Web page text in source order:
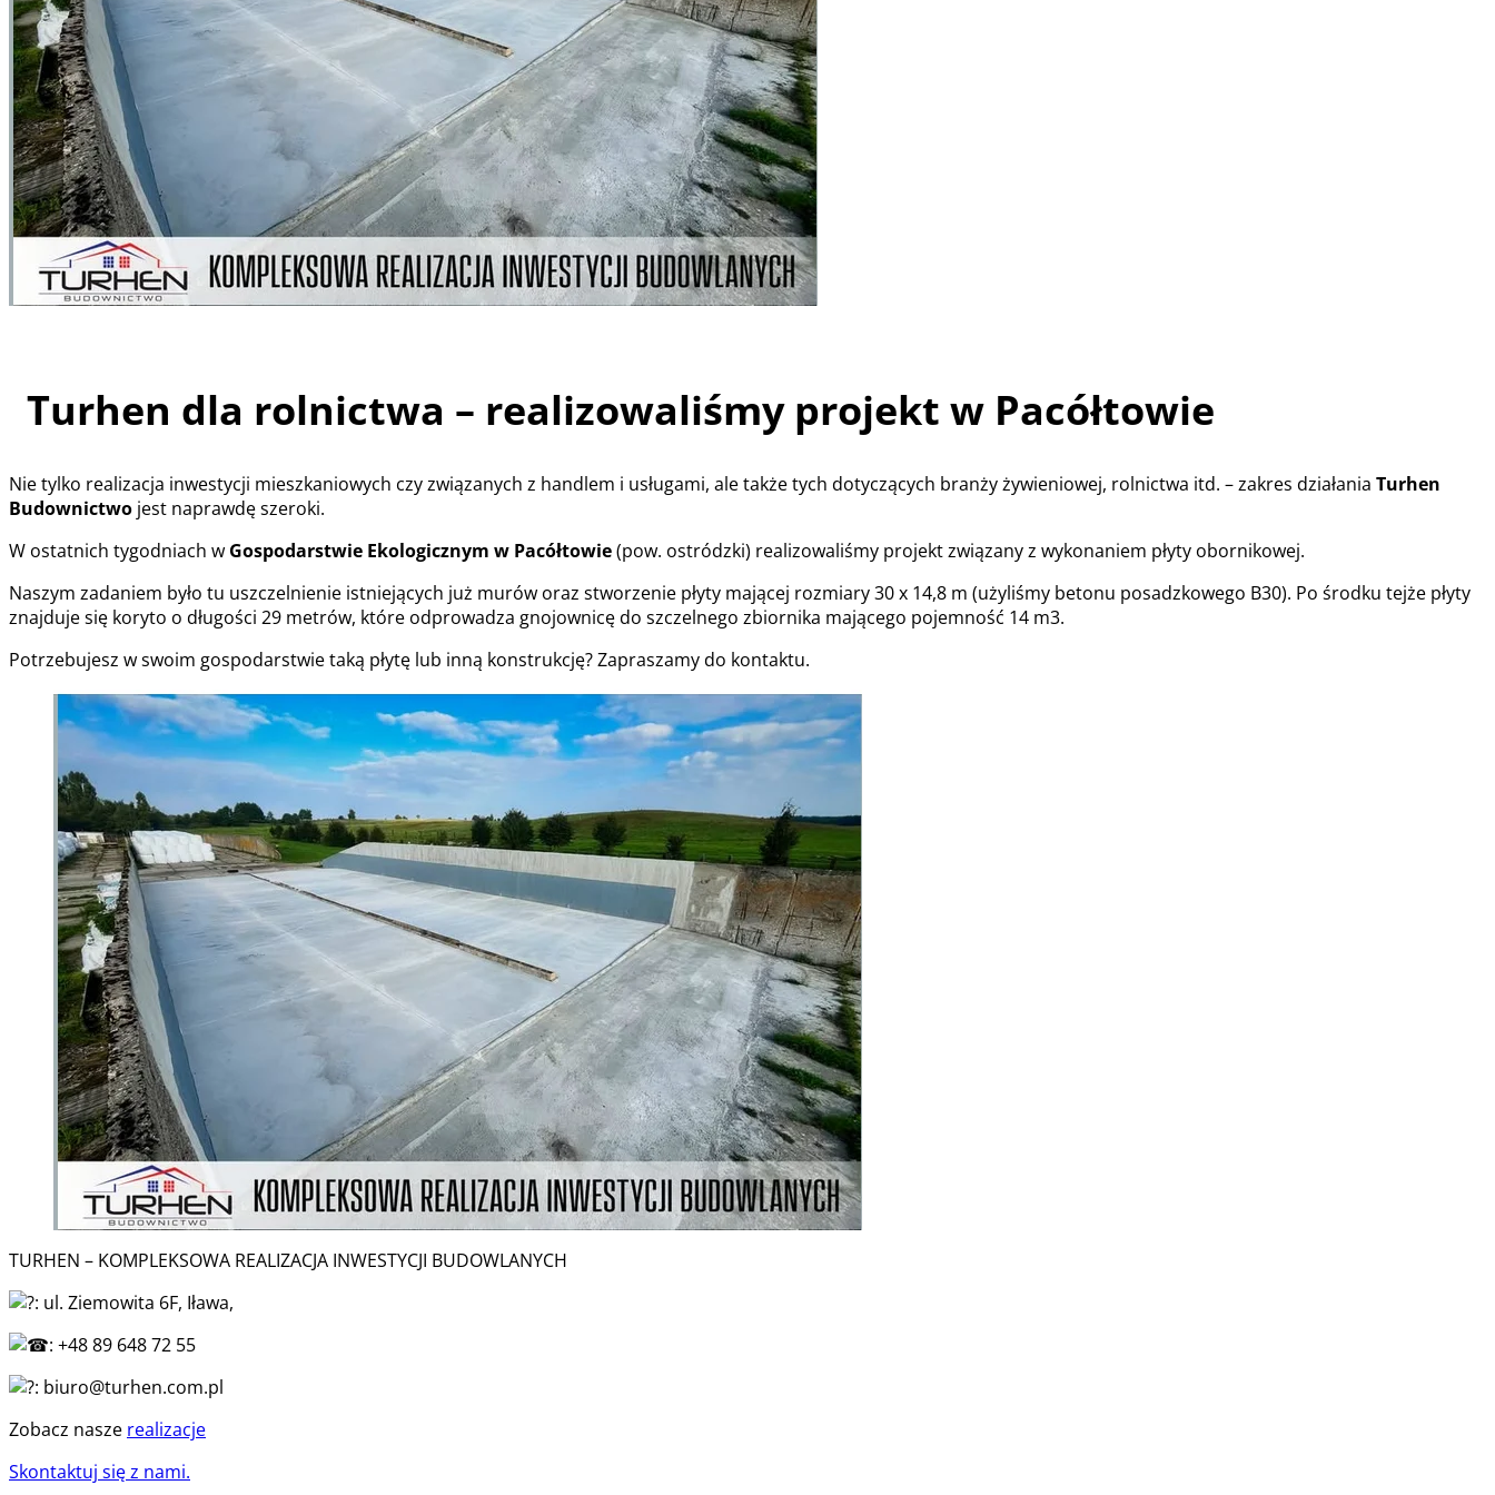
Turhen dla rolnictwa – realizowaliśmy projekt w Pacółtowie
Nie tylko realizacja inwestycji mieszkaniowych czy związanych z handlem i usługami, ale także tych dotyczących branży żywieniowej, rolnictwa itd. – zakres działania Turhen
Budownictwo jest naprawdę szeroki.
W ostatnich tygodniach w Gospodarstwie Ekologicznym w Pacółtowie(pow. ostródzki) realizowaliśmy projekt związany z wykonaniem płyty obornikowej.
Naszym zadaniem było tu uszczelnienie istniejących już murów oraz stworzenie płyty mającej rozmiary 30 x 14,8 m (użyliśmy betonu posadzkowego B30). Po środku tejże płyty
znajduje się koryto o długości 29 metrów, które odprowadza gnojownicę do szczelnego zbiornika mającego pojemność 14 m3.
Potrzebujesz w swoim gospodarstwie taką płytę lub inną konstrukcję? Zapraszamy do kontaktu.
TURHEN – KOMPLEKSOWA REALIZACJA INWESTYCJI BUDOWLANYCH
: ul. Ziemowita 6F, Iława,
: +48 89 648 72 55
: biuro@turhen.com.pl
Zobacz nasze realizacje
Skontaktuj się z nami.